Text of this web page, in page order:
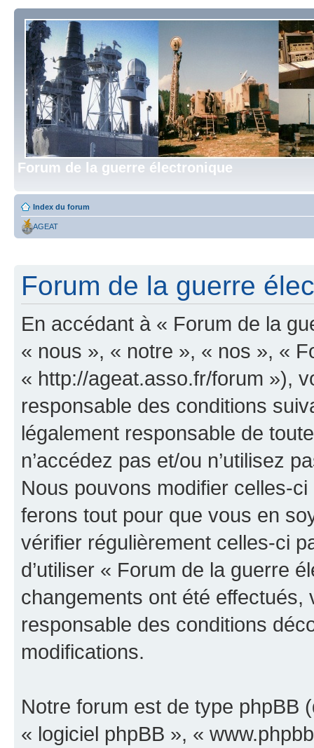
Forum de la guerre électronique
Index du forum
AGEAT
Forum de la guerre
En accédant à « Forum de la
« nous », « notre », « nos », «
« http://ageat.asso.fr/forum »),
responsable des conditions
légalement responsable de
n’accédez pas et/ou n’utilisez
Nous pouvons modifier celles-
ferons tout pour que vous en
vérifier régulièrement celles-ci
d’utiliser « Forum de la guerre
changements ont été effectués,
responsable des conditions
modifications.
Notre forum est de type phpBB
« logiciel phpBB », «